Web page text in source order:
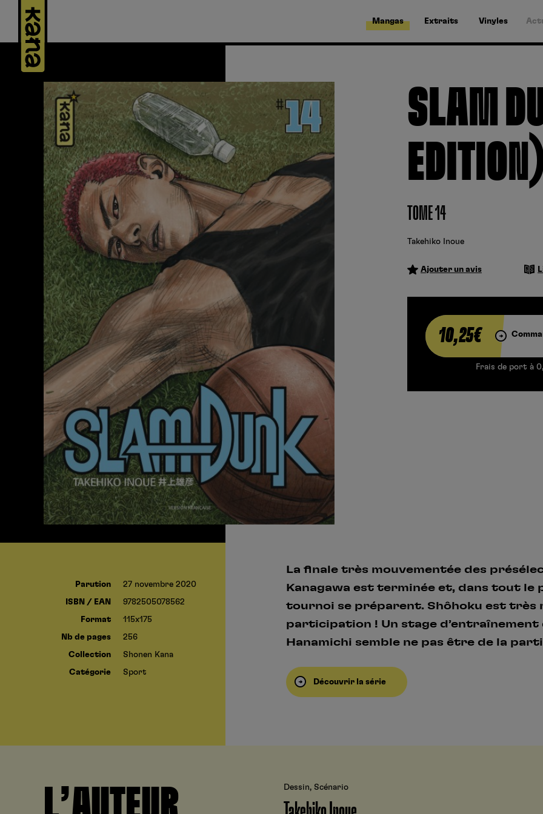
Mangas Extraits Vinyles
SLAM
TOME 14
Takehiko Inoue
Ajouter un avis
10,25€
Frais de port à
Parution 27 novembre 2020
ISBN / EAN 9782505078562
Format 115x175
Nb de pages 256
Collection Shonen Kana
Catégorie Sport
La finale très mouvementée des
Kanagawa est terminée et, dans tout le
tournoi se préparent. Shôhoku est très
participation ! Un stage d’entraînement
Hanamichi semble ne pas être de la
Découvrir la série
Dessin, Scénario
Panneau de gestion des cookies